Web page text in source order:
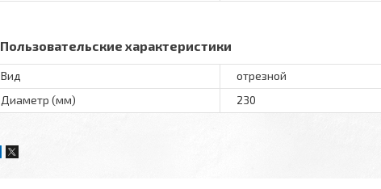
Пользовательские характеристики
Вид
отрезной
Диаметр (мм)
230